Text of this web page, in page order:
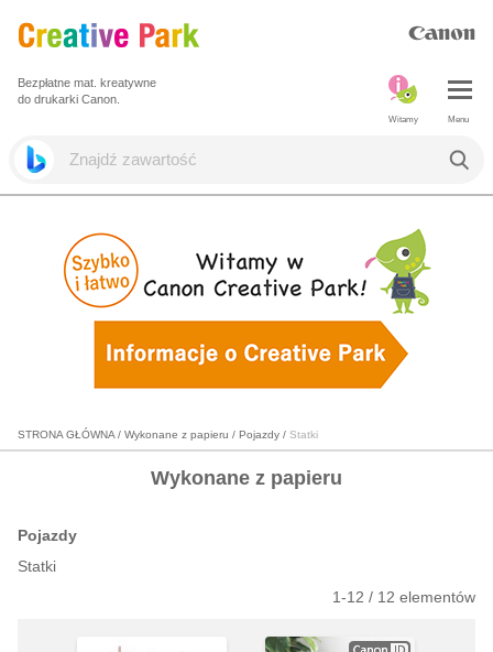
Bezpłatne mat. kreatywne
do drukarki Canon.
Menu
Witamy
STRONA GŁÓWNA / Wykonane z papieru / Pojazdy / Statki
Wykonane z papieru
Pojazdy
Statki
1-12 / 12 elementów